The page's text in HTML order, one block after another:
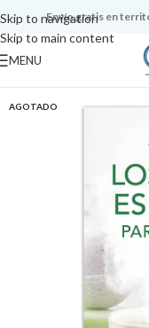
Skip to navigation
Skip to main content
Envío gratis en
MENU
AGOTADO